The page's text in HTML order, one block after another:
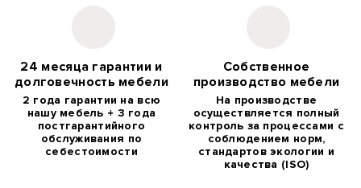
24 месяца гарантии и
долговечность мебели
2 года гарантии на всю
нашу мебель + 3 года
постгарантийного
обслуживания по
себестоимости
Собственное
производство мебели
На производстве
осуществляется полный
контроль за процессами с
соблюдением норм,
стандартов экологии и
качества (ISO)